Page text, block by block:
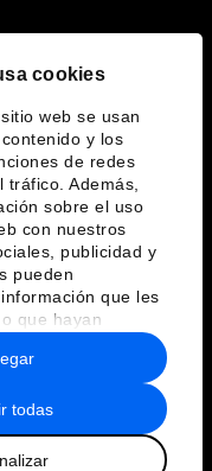
cookies
web se usan
y los
de redes
Además,
sobre el uso
con nuestros
publicidad y
pueden
que les
que hayan
uso que haya
todas
de uso